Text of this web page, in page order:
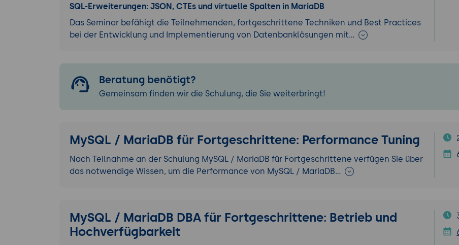
SQL-Erweiterungen: JSON, CTEs und virtuelle Spalten in MariaDB
Das Seminar befähigt die Teilnehmenden, fortgeschrittene Techniken und Best Practices
bei der Entwicklung und Implementierung von Datenbanklösungen mit…
Beratung benötigt?
Gemeinsam finden wir die Schulung, die Sie weiterbringt!
MySQL / MariaDB für Fortgeschrittene: Performance Tuning
Nach Teilnahme an der Schulung MySQL / MariaDB für Fortgeschrittene verfügen Sie über
das notwendige Wissen, um die Performance von MySQL / MariaDB…
MySQL / MariaDB DBA für Fortgeschrittene: Betrieb und
Hochverfügbarkeit